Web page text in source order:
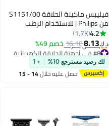
فيليبس ماكينة الحلاقة S1151/00
من Philips | للاستخدام الرطب
والجاف | حلاقة سريعة ومريحة
بشفرات ComfortCut | رؤوس
مستديرة ثلاثية الأبعاد، فتح بلمسة
واحدة | 40 دقيقة من الاستخدام
اللاسلكي، مع غطاء الحماية
4.2
1.7K
د.ك‏8.13
16.10خصم 49%
#8 في أجهزة الحلاقة الكهربائية
أقل سعر في 7 يوم
بتخلّص بسرعة
#8 في أجهزة الحلاقة الكهربائية
لك رصيد مسترجع 10% + 1
احصل عليه خلال 14 - 15